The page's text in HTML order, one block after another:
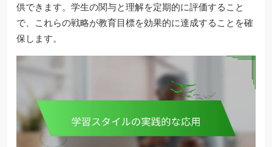
供できます。学生の関与と理解を定期的に評価すること
で、これらの戦略が教育目標を効果的に達成することを確
保します。